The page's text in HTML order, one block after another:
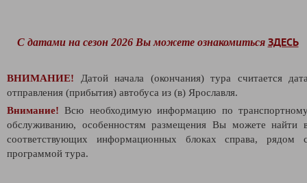
С датами на сезон 2026 Вы можете ознакомиться ЗДЕСЬ
ВНИМАНИЕ! Датой начала (окончания) тура считается
отправления (прибытия) автобуса из (в) Ярославля.
Внимание! Всю необходимую информацию по
обслуживанию, особенностям размещения Вы можете найти
соответствующих информационных блоках справа, рядом
программой тура.